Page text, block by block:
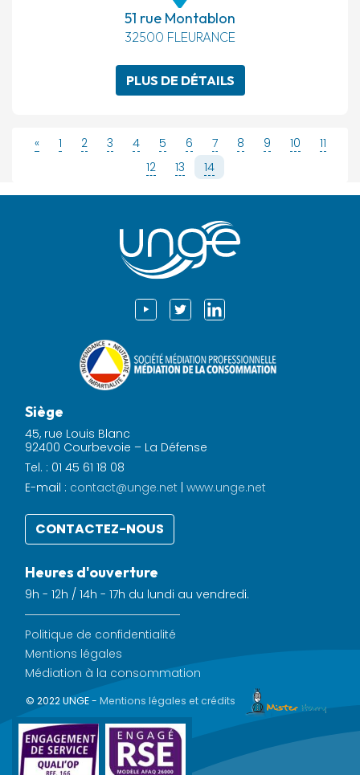
51 rue Montablon
32500 FLEURANCE
PLUS DE DÉTAILS
« 1 2 3 4 5 6 7 8 9 10
11
12
13 14
Siège
45, rue Louis Blanc
92400 Courbevoie – La Défense
Tel. : 01 45 61 18 08
E-mail : contact@unge.net www.unge.net
CONTACTEZ-NOUS
Heures d'ouverture
9h - 12h / 14h - 17h du lundi au vendredi.
Politique de confidentialité
Mentions légales
Médiation à la consommation
© 2022 UNGE - Mentions légales et crédits